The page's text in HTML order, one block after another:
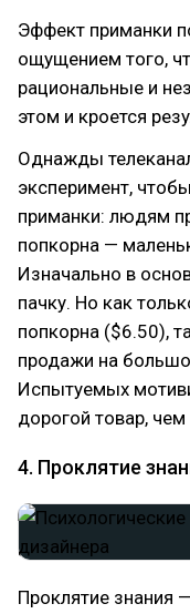
Эффект приманки
ощущением того,
рациональные и
этом и кроется
Однажды
эксперимент,
приманки: людям
попкорна —
Изначально в
пачку. Но как
попкорна ($6.50),
продажи на
Испытуемых
дорогой товар,
4. Проклятие
Проклятие знания